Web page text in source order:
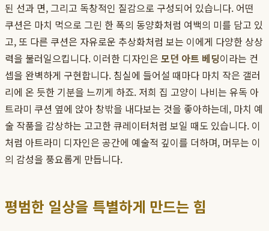
된 선과 면, 그리고 독창적인 질감으로 구성되어 있습니다. 어떤
쿠션은 마치 먹으로 그린 한 폭의 동양화처럼 여백의 미를 담고 있
고, 또 다른 쿠션은 자유로운 추상화처럼 보는 이에게 다양한 상상
력을 불러일으킵니다. 이러한 디자인은 모던 아트 베딩이라는 컨
셉을 완벽하게 구현합니다. 침실에 들어설 때마다 마치 작은 갤러
리에 온 듯한 기분을 느끼게 하죠. 저희 집 고양이 나비는 유독 아
트라미 쿠션 옆에 앉아 창밖을 내다보는 것을 좋아하는데, 마치 예
술 작품을 감상하는 고고한 큐레이터처럼 보일 때도 있습니다. 이
처럼 아트라미 디자인은 공간에 예술적 깊이를 더하며, 머무는 이
의 감성을 풍요롭게 만듭니다.
평범한 일상을 특별하게 만드는 힘